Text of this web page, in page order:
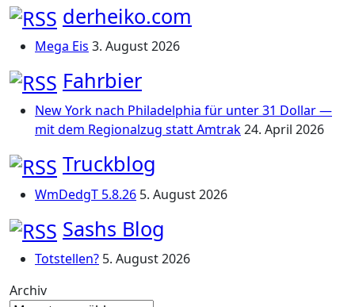
derheiko.com
Mega Eis 3. August 2026
Fahrbier
New York nach Philadelphia für unter 31 Dollar —
mit dem Regionalzug statt Amtrak24. April 2026
Truckblog
WmDedgT 5.8.26 5. August 2026
Sashs Blog
Totstellen? 5. August 2026
Archiv